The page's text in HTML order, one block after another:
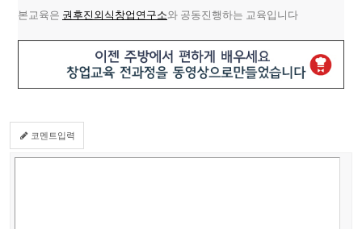
본교육은 권후진외식창업연구소와 공동진행하는 교육입니다
코멘트입력